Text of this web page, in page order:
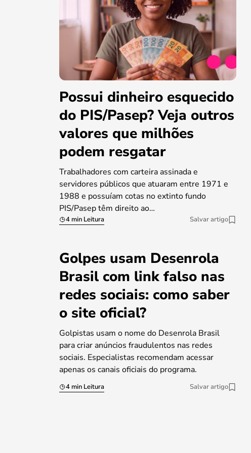
Possui dinheiro esquecido
do PIS/Pasep? Veja outros
valores que milhões
podem resgatar
Trabalhadores com carteira assinada e
servidores públicos que atuaram entre 1971 e
1988 e possuíam cotas no extinto fundo
PIS/Pasep têm direito ao…
4 min Leitura Salvar artigo
Golpes usam Desenrola
Brasil com link falso nas
redes sociais: como saber
o site oficial?
Golpistas usam o nome do Desenrola Brasil
para criar anúncios fraudulentos nas redes
sociais. Especialistas recomendam acessar
apenas os canais oficiais do programa.
4 min Leitura Salvar artigo